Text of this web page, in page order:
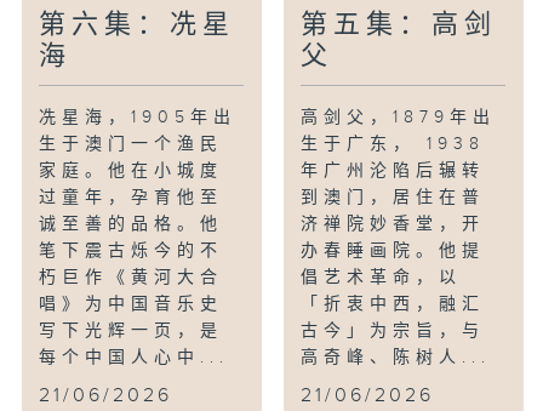
第六集：冼星
海
冼星海，1905年出
生于澳门一个渔民
家庭。他在小城度
过童年，孕育他至
诚至善的品格。他
笔下震古烁今的不
朽巨作《黄河大合
唱》为中国音乐史
写下光辉一页，是
每个中国人心中...
21/06/2026
第五集：高剑
父
高剑父，1879年出
生于广东， 1938
年广州沦陷后辗转
到澳门，居住在普
济禅院妙香堂，开
办春睡画院。他提
倡艺术革命，以
「折衷中西，融汇
古今」为宗旨，与
高奇峰、陈树人...
21/06/2026